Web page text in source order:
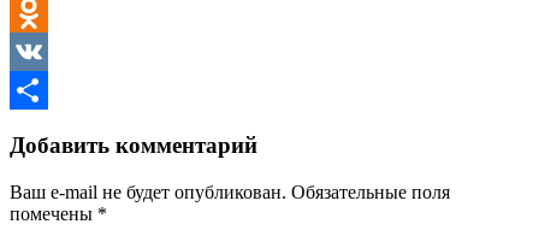
Twitter
Odnoklassniki
VK
Добавить комментарий
Ваш e-mail не будет опубликован. Обязательные поля
помечены *